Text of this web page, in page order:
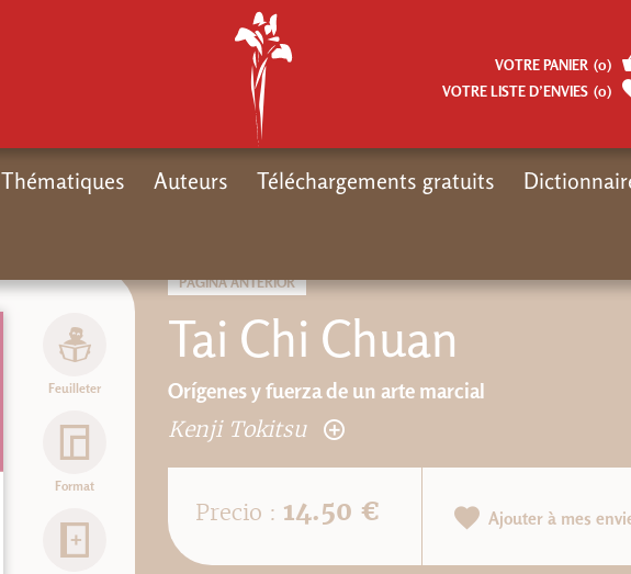
PÁGINA ANTERIOR
Tai Chi Chuan
Orígenes y fuerza de un arte marcial
Kenji Tokitsu
Feuilleter
Format
Precio : 14.50 € Ajouter à mes
VOTRE PANIER (0)
VOTRE LISTE D’ENVIES (0)
Thématiques Auteurs Téléchargements gratuits